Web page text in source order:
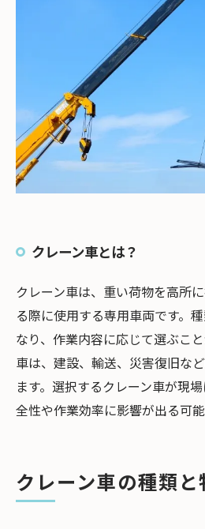
クレーン車とは？
クレーン車は、重い荷物を高所
る際に使用する専用車両です。
なり、作業内容に応じて選ぶこ
車は、建設、輸送、災害復旧な
ます。選択するクレーン車が現
全性や作業効率に影響が出る可能
クレーン車の種類と